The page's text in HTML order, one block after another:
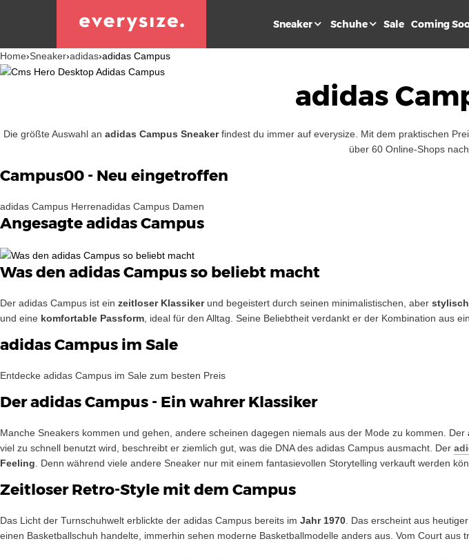
Sneaker Schuhe Sale Coming
Home›Sneaker›adidas›adidas Campus
adidas
Die größte Auswahl an adidas Campus Sneakerfindest du immer auf everysize. Mit dem praktischen
über 60 Online-Shops
Campus00 - Neu eingetroffen
adidas Campus Herrenadidas Campus Damen
Angesagte adidas Campus
Was den adidas Campus so beliebt macht
Der adidas Campus ist ein zeitloser Klassikerund begeistert durch seinen minimalistischen, aber
und eine komfortable Passform , ideal für den Alltag. Seine Beliebtheit verdankt er der Kombination aus
adidas Campus im Sale
Entdecke adidas Campus im Sale zum besten Preis
Der adidas Campus - Ein wahrer Klassiker
Manche Sneakers kommen und gehen, andere scheinen dagegen niemals aus der Mode zu kommen. Der
viel zu schnell benutzt wird, beschreibt er ziemlich gut, was die DNA des adidas Campus ausmacht. Der
Feeling . Denn während viele andere Sneaker nur mit einem fantasievollen Storytelling verkauft werden
Zeitloser Retro-Style mit dem Campus
Das Licht der Turnschuhwelt erblickte der adidas Campus bereits im Jahr 1970 . Das erscheint aus
einen Basketballschuh handelte, immerhin sehen moderne Basketballmodelle anders aus. Vom Court aus